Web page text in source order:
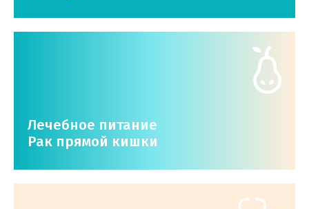
Лечебное питание
Рак прямой кишки